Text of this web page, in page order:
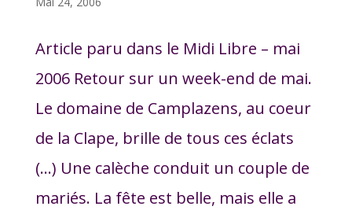
Article paru dans le Midi Libre – mai
2006 Retour sur un week-end de mai.
Le domaine de Camplazens, au coeur
de la Clape, brille de tous ces éclats
(…) Une calèche conduit un couple de
mariés. La fête est belle, mais elle a